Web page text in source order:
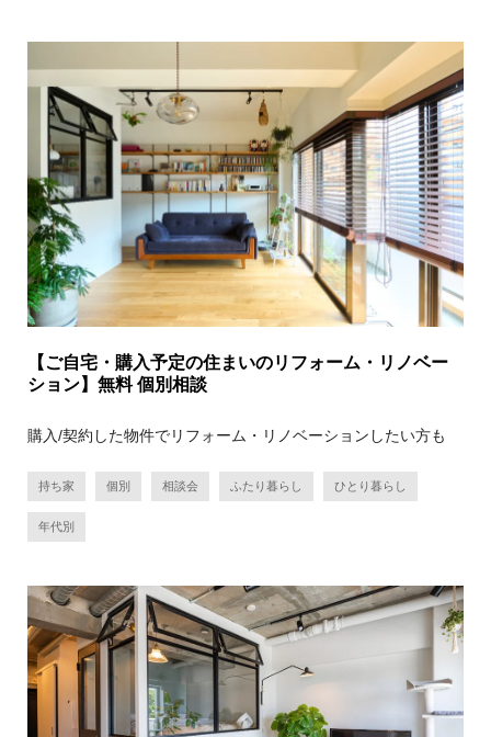
【ご自宅・購入予定の住まいのリフォーム・リノベー
ション】無料 個別相談
購入/契約した物件でリフォーム・リノベーションしたい方も
持ち家 個別 相談会 ふたり暮らし ひとり暮らし
年代別